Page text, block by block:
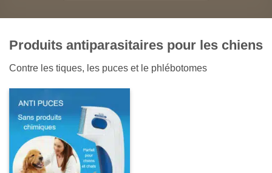
Produits antiparasitaires pour les chiens
Contre les tiques, les puces et le phlébotomes